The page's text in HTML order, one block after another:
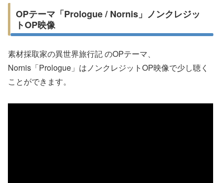
OPテーマ「Prologue / Nornis」ノンクレジッ
トOP映像
素材採取家の異世界旅行記 のOPテーマ、
Nornis「Prologue」はノンクレジットOP映像で少し聴く
ことができます。